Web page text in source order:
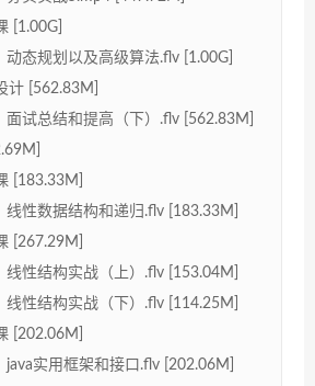
[1.00G]
动态规划以及高级算法.flv [1.00G]
计 [562.83M]
面试总结和提高（下）.flv [562.83M]
[183.33M]
线性数据结构和递归.flv [183.33M]
[267.29M]
线性结构实战（上）.flv [153.04M]
线性结构实战（下）.flv [114.25M]
[202.06M]
java实用框架和接口.flv [202.06M]